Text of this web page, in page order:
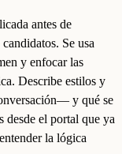
antes de
Se usa
y enfocar las
Describe estilos y
y qué se
desde el portal que ya
la lógica